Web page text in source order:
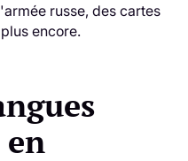
russe, des cartes
encore.